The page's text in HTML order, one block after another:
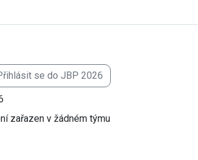
se do JBP 2026
zařazen v žádném týmu